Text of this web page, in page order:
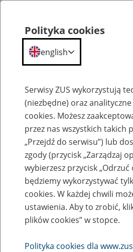
Szkolenia
Zaproś ZUS do siebie -
eZUS w siedzibie Twojej
Rodzaj wydarzenia
Polityka cookies
english
Serwisy ZUS wykorzystują
(niezbędne) oraz
cookies. Możesz
przez nas wszystkich takich
„Przejdź do serwisu”) lub
zgody (przycisk „Zarządzaj
wybierzesz przycisk „Odrzuć
będziemy wykorzystywać
cookies. W każdej chwili
ustawienia. Aby to zrobić,
plików cookies” w stopce.
Polityka cookies dla